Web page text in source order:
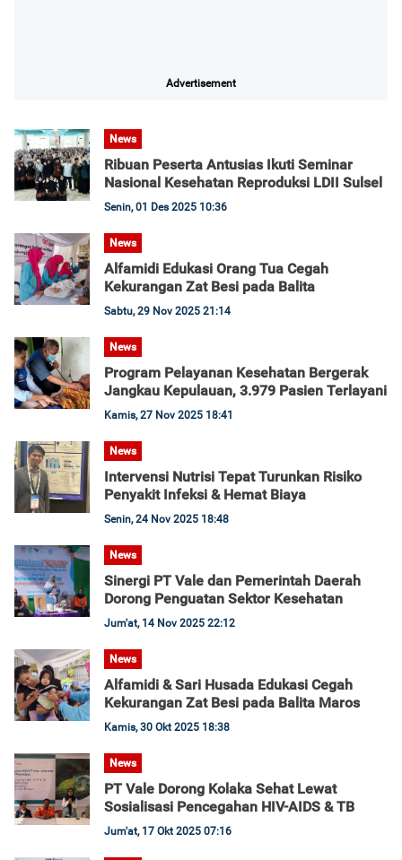
Advertisement
News
Ribuan Peserta Antusias Ikuti Seminar
Nasional Kesehatan Reproduksi LDII Sulsel
Senin, 01 Des 2025 10:36
News
Alfamidi Edukasi Orang Tua Cegah
Kekurangan Zat Besi pada Balita
Sabtu, 29 Nov 2025 21:14
News
Program Pelayanan Kesehatan Bergerak
Jangkau Kepulauan, 3.979 Pasien Terlayani
Kamis, 27 Nov 2025 18:41
News
Intervensi Nutrisi Tepat Turunkan Risiko
Penyakit Infeksi & Hemat Biaya
Senin, 24 Nov 2025 18:48
News
Sinergi PT Vale dan Pemerintah Daerah
Dorong Penguatan Sektor Kesehatan
Jum'at, 14 Nov 2025 22:12
News
Alfamidi & Sari Husada Edukasi Cegah
Kekurangan Zat Besi pada Balita Maros
Kamis, 30 Okt 2025 18:38
News
PT Vale Dorong Kolaka Sehat Lewat
Sosialisasi Pencegahan HIV-AIDS & TB
Jum'at, 17 Okt 2025 07:16